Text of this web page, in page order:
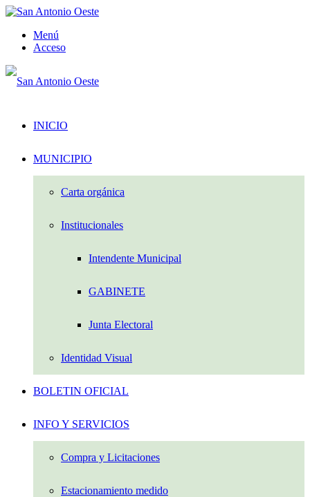
Menú
Acceso
INICIO
MUNICIPIO
Carta orgánica
Institucionales
Intendente Municipal
GABINETE
Junta Electoral
Identidad Visual
BOLETIN OFICIAL
INFO Y SERVICIOS
Compra y Licitaciones
Estacionamiento medido